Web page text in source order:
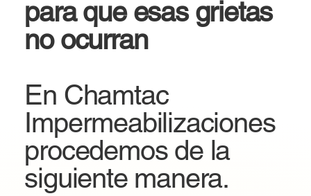
para que esas grietas
no ocurran
En Chamtac
Impermeabilizaciones
procedemos de la
siguiente manera.